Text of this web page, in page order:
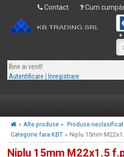
Contact Cum
Bine ai venit!
Autentificare
Inregistrare
» Alte produse » Produse
Categorie fara KBT » Niplu 15mm
Niplu 15mm M22x1.5